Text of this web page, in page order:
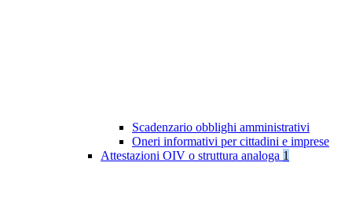
Scadenzario obblighi amministrativi
Oneri informativi per cittadini e imprese
Attestazioni OIV o struttura analoga 1